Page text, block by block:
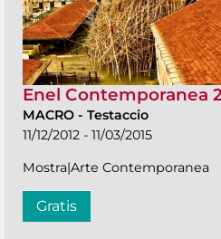
Enel Contemporanea
MACRO - Testaccio
11/12/2012 - 11/03/2015
Mostra|Arte Contemporanea
Gratis